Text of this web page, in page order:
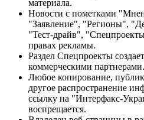
материала.
Новости с пометками
"Заявление", "Регионы",
"Тест-драйв",
правах рекламы.
Раздел Спецпроекты
коммерческими партнерами.
Любое копирование,
другое распространение
ссылку на "Интерфакс-
воспрещается.